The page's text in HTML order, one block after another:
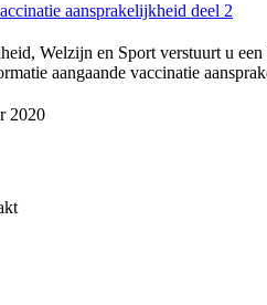
aansprakelijkheid deel 2
Welzijn en Sport verstuurt u
aangaande vaccinatie
2020